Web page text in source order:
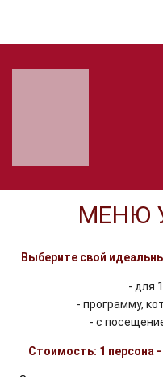
МЕНЮ
Выберите свой
- для
- программу,
- с
Стоимость: 1 персона -